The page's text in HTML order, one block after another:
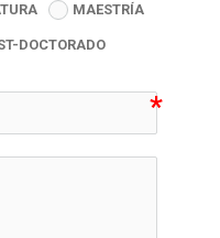
MAESTRÍA
DOCTORADO